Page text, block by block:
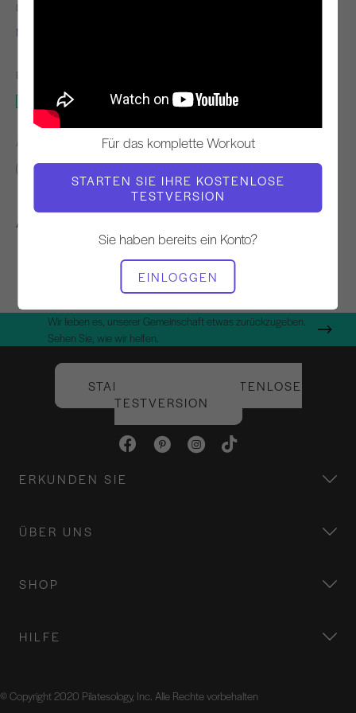
Für das komplette Workout
STARTEN SIE IHRE KOSTENLOSE
TESTVERSION
Sie haben bereits ein Konto?
EINLOGGEN
LEHRER
Miriam Sanchez
BENÖTIGTE AUSRÜSTUNG
Reformer
ÄHNLICHE KLASSEN FINDEN FÜR
Grundlegend
Andere Workouts, die Ihnen gefallen könnten
Wir lieben es, unserer Gemeinschaft etwas zurückzugeben.
Sehen Sie, wie wir helfen.
STARTEN SIE IHRE KOSTENLOSE
TESTVERSION
ERKUNDEN SIE
ÜBER UNS
SHOP
HILFE
© Copyright 2020 Pilatesology, Inc. Alle Rechte vorbehalten